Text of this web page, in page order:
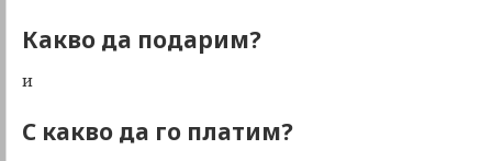
Какво да подарим?
и
С какво да го платим?